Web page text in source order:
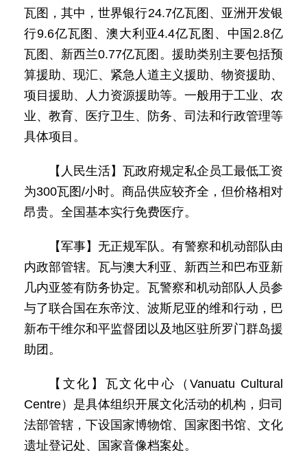
瓦图，其中，世界银行24.7亿瓦图、亚洲开发银
行9.6亿瓦图、澳大利亚4.4亿瓦图、中国2.8亿
瓦图、新西兰0.77亿瓦图。援助类别主要包括预
算援助、现汇、紧急人道主义援助、物资援助、
项目援助、人力资源援助等。一般用于工业、农
业、教育、医疗卫生、防务、司法和行政管理等
具体项目。
【人民生活】瓦政府规定私企员工最低工资
为300瓦图/小时。商品供应较齐全，但价格相对
昂贵。全国基本实行免费医疗。
【军事】无正规军队。有警察和机动部队由
内政部管辖。瓦与澳大利亚、新西兰和巴布亚新
几内亚签有防务协定。瓦警察和机动部队人员参
与了联合国在东帝汶、波斯尼亚的维和行动，巴
新布干维尔和平监督团以及地区驻所罗门群岛援
助团。
【文化】瓦文化中心（Vanuatu Cultural
Centre）是具体组织开展文化活动的机构，归司
法部管辖，下设国家博物馆、国家图书馆、文化
遗址登记处、国家音像档案处。